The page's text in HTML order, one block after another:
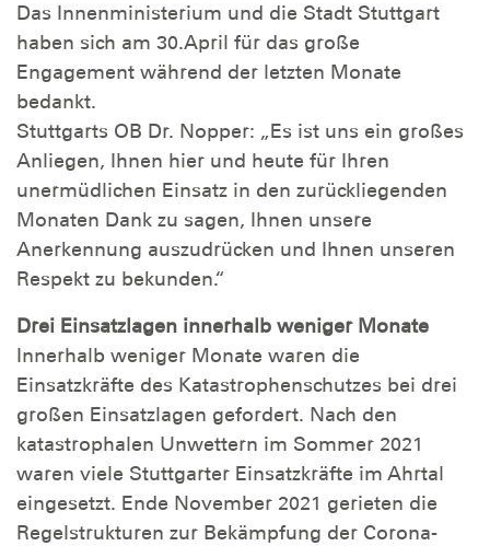
Das Innenministerium und die Stadt Stuttgart
haben sich am 30.April für das große
Engagement während der letzten Monate
bedankt.
Stuttgarts OB Dr. Nopper: „Es ist uns ein großes
Anliegen, Ihnen hier und heute für Ihren
unermüdlichen Einsatz in den zurückliegenden
Monaten Dank zu sagen, Ihnen unsere
Anerkennung auszudrücken und Ihnen unseren
Respekt zu bekunden.“
Drei Einsatzlagen innerhalb weniger Monate
Innerhalb weniger Monate waren die
Einsatzkräfte des Katastrophenschutzes bei drei
großen Einsatzlagen gefordert. Nach den
katastrophalen Unwettern im Sommer 2021
waren viele Stuttgarter Einsatzkräfte im Ahrtal
eingesetzt. Ende November 2021 gerieten die
Regelstrukturen zur Bekämpfung der Corona-